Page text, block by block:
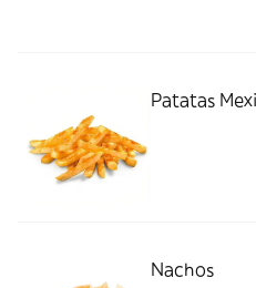
Patatas
Nachos